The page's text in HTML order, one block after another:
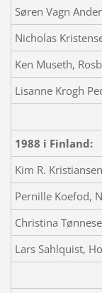
Søren Vagn
Nicholas
Ken Museth,
Lisanne Krogh
1988 i Finland:
Kim R.
Pernille Koefod,
Christina
Lars Sahlquist,